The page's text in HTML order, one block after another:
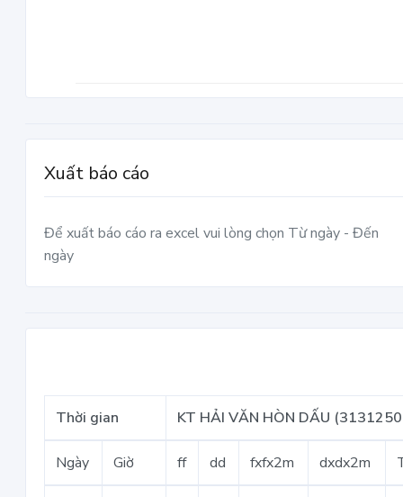
Xuất báo cáo
Để xuất báo cáo ra excel vui lòng chọn Từ ngày - Đến
ngày
Thời gian KT HẢI VĂN HÒN DẤU
Ngày Giờ ff dd fxfx2m dxdx2m